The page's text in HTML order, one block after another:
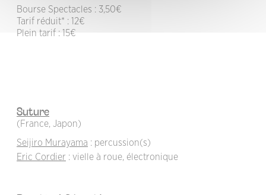
Bourse Spectacles : 3,50€
Tarif réduit* : 12€
Plein tarif : 15€
Suture
(France, Japon)
Seijiro Murayama : percussion(s)
Eric Cordier : vielle à roue, électronique